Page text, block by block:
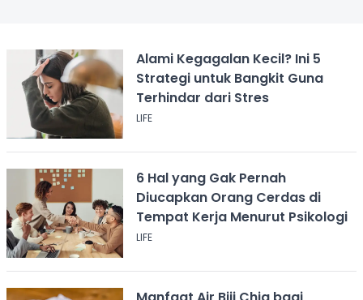
Alami Kegagalan Kecil? Ini 5
Strategi untuk Bangkit Guna
Terhindar dari Stres
LIFE
6 Hal yang Gak Pernah
Diucapkan Orang Cerdas di
Tempat Kerja Menurut Psikologi
LIFE